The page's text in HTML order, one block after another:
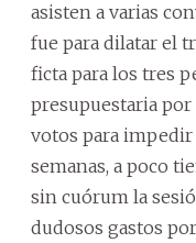
asisten a varias
fue para dilatar el
ficta para los tres
presupuestaria
votos para impedir
semanas, a poco
sin cuórum la
dudosos gastos